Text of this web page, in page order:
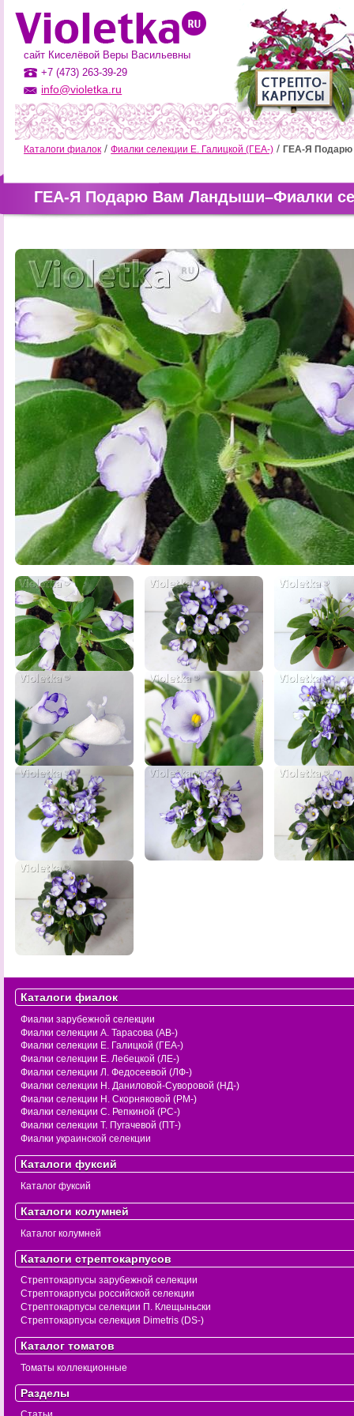
сайт Киселёвой Веры Васильевны
+7 (473) 263-39-29
info@violetka.ru
Каталоги фиалок Фиалки селекции Е. Галицкой (ГЕА-) ГЕА-Я
ГЕА-Я Подарю Вам Ландыши–Фиалки
Каталоги фиалок
Фиалки зарубежной селекции
Фиалки селекции А. Тарасова (АВ-)
Фиалки селекции Е. Галицкой (ГЕА-)
Фиалки селекции Е. Лебецкой (ЛЕ-)
Фиалки селекции Л. Федосеевой (ЛФ-)
Фиалки селекции Н. Даниловой-Суворовой (НД-)
Фиалки селекции Н. Скорняковой (РМ-)
Фиалки селекции С. Репкиной (РС-)
Фиалки селекции Т. Пугачевой (ПТ-)
Фиалки украинской селекции
Каталоги фуксий
Каталог фуксий
Каталоги колумней
Каталог колумней
Каталоги стрептокарпусов
Стрептокарпусы зарубежной селекции
Стрептокарпусы российской селекции
Стрептокарпусы селекции П. Клещыньски
Стрептокарпусы селекция Dimetris (DS-)
Каталог томатов
Томаты коллекционные
Разделы